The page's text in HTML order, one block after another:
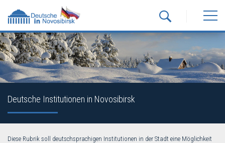
Deutsche Institutionen in Novosibirsk
Diese Rubrik soll deutschsprachigen Institutionen in der Stadt eine Möglichkeit